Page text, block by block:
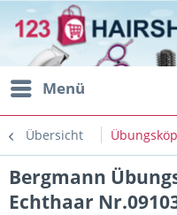
Menü
Übersicht
Bergmann
Echthaar